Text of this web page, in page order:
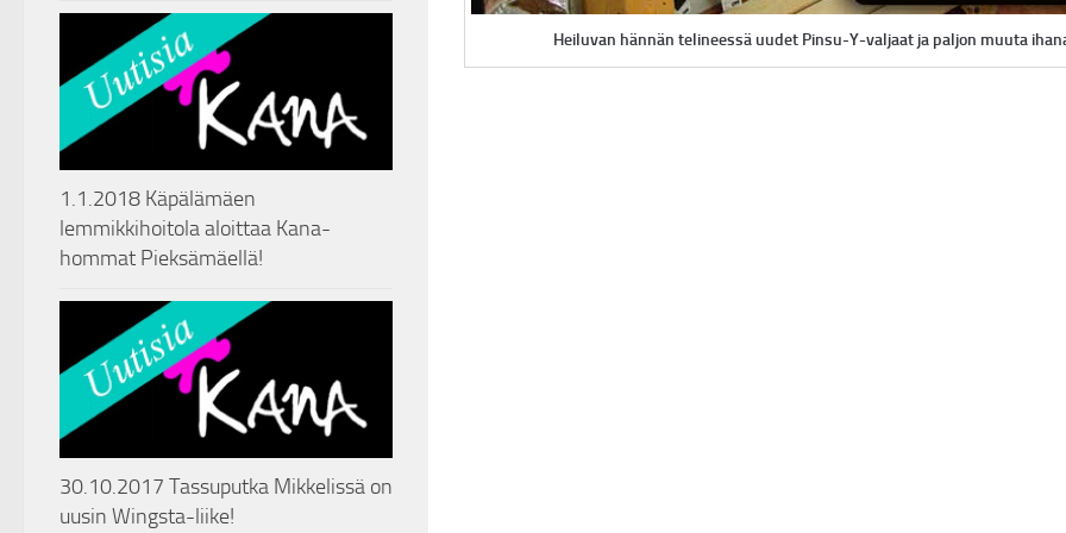
Heiluvan hännän telineessä uudet Pinsu-Y-valjaat ja paljon muuta
1.1.2018 Käpälämäen
lemmikkihoitola aloittaa Kana-
hommat Pieksämäellä!
30.10.2017 Tassuputka Mikkelissä on
uusin Wingsta-liike!